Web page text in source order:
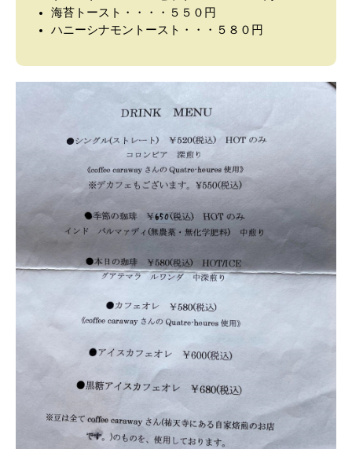
海苔トースト・・・・５５０円
ハニーシナモントースト・・・５８０円